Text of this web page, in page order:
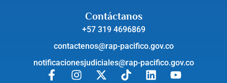
Contáctanos
+57 319 4696869
contactenos@rap-pacifico.gov.co
notificacionesjudiciales@rap-pacifico.gov.co